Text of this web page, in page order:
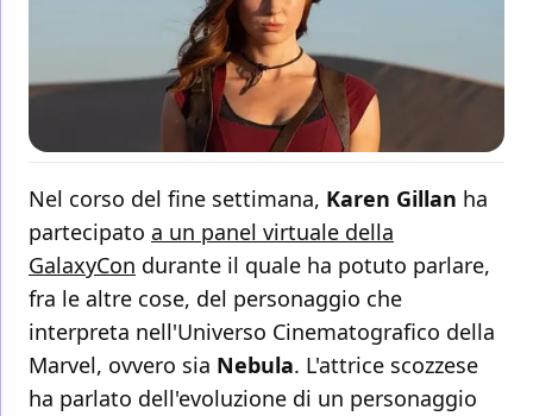
Nel corso del fine settimana, Karen Gillan ha
partecipato a un panel virtuale della
GalaxyCon durante il quale ha potuto parlare,
fra le altre cose, del personaggio che
interpreta nell'Universo Cinematografico della
Marvel, ovvero sia Nebula. L'attrice scozzese
ha parlato dell'evoluzione di un personaggio